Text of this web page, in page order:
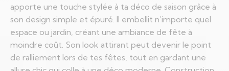
apporte une touche stylée à ta déco de saison grâce à
son design simple et épuré. Il embellit n’importe quel
espace ou jardin, créant une ambiance de fête à
moindre coût. Son look attirant peut devenir le point
de ralliement lors de tes fêtes, tout en gardant une